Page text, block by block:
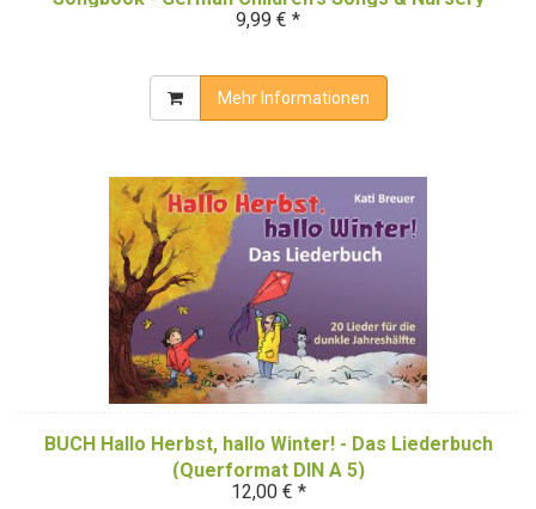
Rhymes - Kids Songs, Vol. 2"
9,99 € *
Mehr Informationen
BUCH Hallo Herbst, hallo Winter! - Das Liederbuch
(Querformat DIN A 5)
12,00 € *